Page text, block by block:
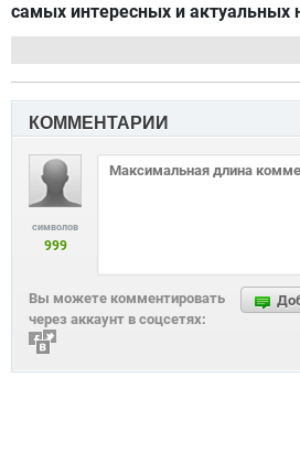
самых интересных и актуальных
КОММЕНТАРИИ
символов
999
Вы можете комментировать
через аккаунт в соцсетях: